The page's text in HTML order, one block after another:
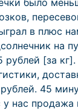
было
в плюс
на
[за
45
у нас продажа